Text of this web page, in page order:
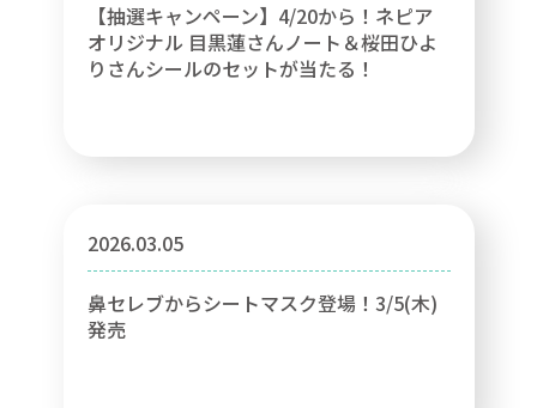
【抽選キャンペーン】4/20から！ネピア
オリジナル 目黒蓮さんノート＆桜田ひよ
りさんシールのセットが当たる！
2026.03.05
鼻セレブからシートマスク登場！3/5(木)
発売